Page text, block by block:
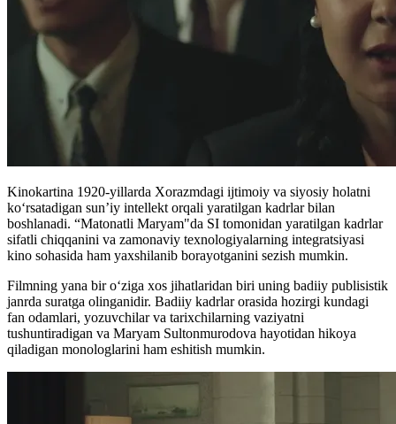
Kinokartina 1920-yillarda Xorazmdagi ijtimoiy va siyosiy holatni
koʻrsatadigan sun’iy intellekt orqali yaratilgan kadrlar bilan
boshlanadi. “Matonatli Maryam"da SI tomonidan yaratilgan kadrlar
sifatli chiqqanini va zamonaviy texnologiyalarning integratsiyasi
kino sohasida ham yaxshilanib borayotganini sezish mumkin.
Filmning yana bir oʻziga xos jihatlaridan biri uning badiiy publisistik
janrda suratga olinganidir. Badiiy kadrlar orasida hozirgi kundagi
fan odamlari, yozuvchilar va tarixchilarning vaziyatni
tushuntiradigan va Maryam Sultonmurodova hayotidan hikoya
qiladigan monologlarini ham eshitish mumkin.